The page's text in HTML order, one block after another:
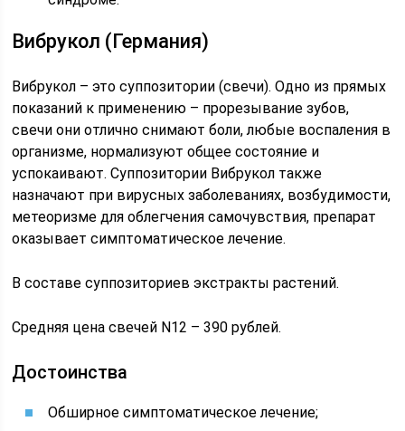
Вибрукол (Германия)
Вибрукол – это суппозитории (свечи). Одно из прямых
показаний к применению – прорезывание зубов,
свечи они отлично снимают боли, любые воспаления в
организме, нормализуют общее состояние и
успокаивают. Суппозитории Вибрукол также
назначают при вирусных заболеваниях, возбудимости,
метеоризме для облегчения самочувствия, препарат
оказывает симптоматическое лечение.
В составе суппозиториев экстракты растений.
Средняя цена свечей N12 – 390 рублей.
Достоинства
Обширное симптоматическое лечение;